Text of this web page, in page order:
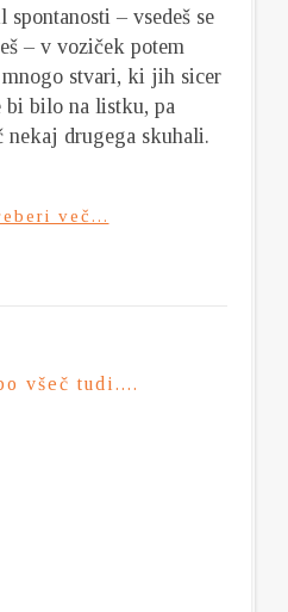
– vsedeš se
– v voziček potem
mnogo stvari, ki jih sicer
bi bilo na listku, pa
drugega skuhali.
več...
všeč tudi....